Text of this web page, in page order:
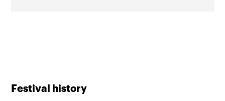
Festival history